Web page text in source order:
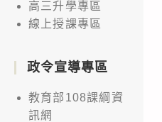
高三升學專區
線上授課專區
政令宣導專區
教育部108課綱資
訊網